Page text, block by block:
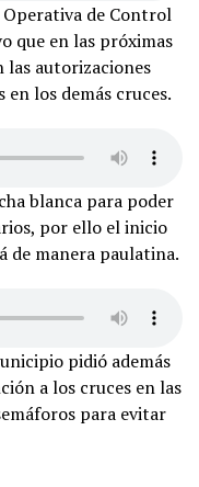
Operativa de Control
que en las próximas
las autorizaciones
los demás cruces.
blanca para poder
por ello el inicio
de manera paulatina.
pidió además
a los cruces en las
para evitar